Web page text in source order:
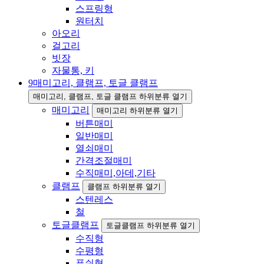
스프링형
원터치
아오리
걸고리
빗장
자물통, 키
9매미고리, 클램프, 토글 클램프
매미고리, 클램프, 토글 클램프 하위분류 열기
매미고리 매미고리 하위분류 열기
버튼매미
일반매미
열쇠매미
간격조절매미
수직매미,아데,기타
클램프
클램프 하위분류 열기
스텐레스
철
토글클램프
토글클램프 하위분류 열기
수직형
수평형